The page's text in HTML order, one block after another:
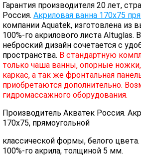
Гарантия производителя 20 лет,
Россия. Акриловая ванна 170х75
компании Aquatek, изготовлена из
100%-го акрилового листа Altuglas.
неброский дизайн сочетается с
пространства. В стандартную
только чаша ванны, опорные
каркас, а так же фронтальная
приобретаются дополнительно.
гидромассажного оборудования.
Производитель Акватек Россия.
170х75, прямоугольной
классической формы, белого
100%-го акрила, толщиной 5 мм.